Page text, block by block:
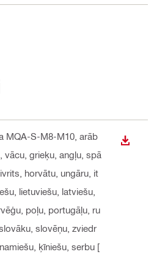
MQA-S-M8-M10 , arāb
vācu, grieķu, angļu, spā
horvātu, ungāru, it
lietuviešu, latviešu,
poļu, portugāļu, ru
slovēņu, zviedr
ķīniešu, serbu [